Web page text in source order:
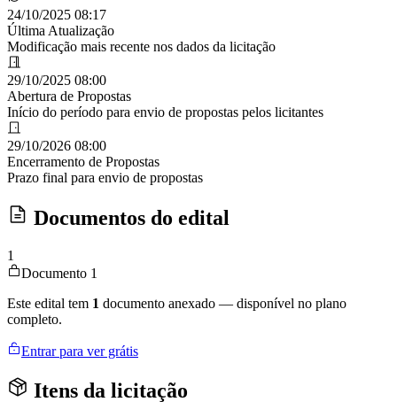
24/10/2025 08:17
Última Atualização
Modificação mais recente nos dados da licitação
29/10/2025 08:00
Abertura de Propostas
Início do período para envio de propostas pelos licitantes
29/10/2026 08:00
Encerramento de Propostas
Prazo final para envio de propostas
Documentos do edital
1
Documento 1
Este edital tem 1 documento anexado — disponível no plano
completo.
Entrar para ver grátis
Itens da licitação